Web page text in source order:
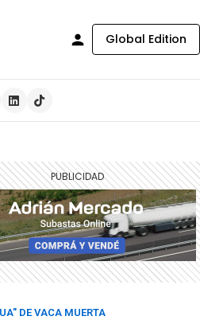
Global Edition
DE VACA MUERTA